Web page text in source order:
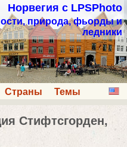
Норвегия с LPSPhoto
природа, фьорды и
ледники
Страны Темы
Стифтсгорден,